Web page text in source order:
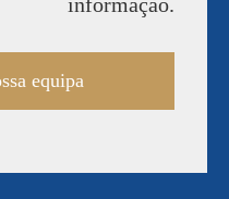
equipa